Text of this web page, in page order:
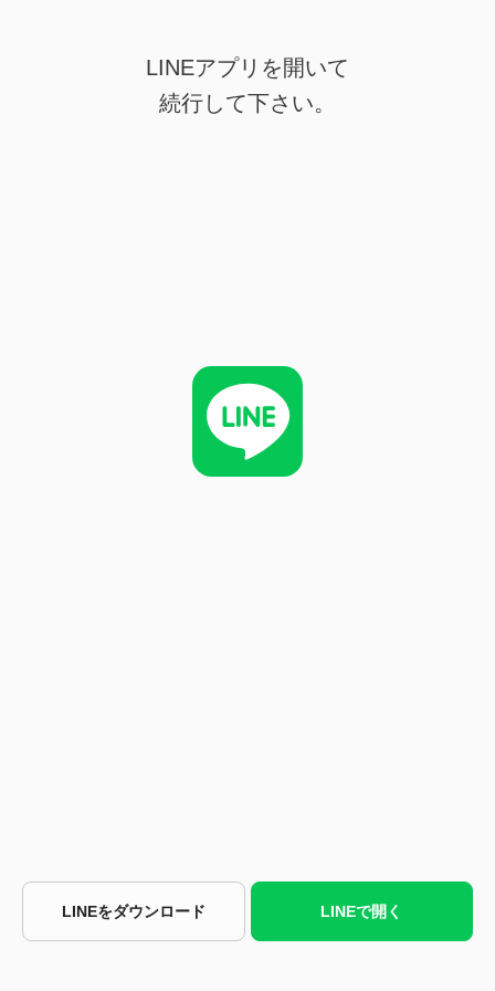
LINEアプリを開いて
続行して下さい。
LINEをダウンロード LINEで開く